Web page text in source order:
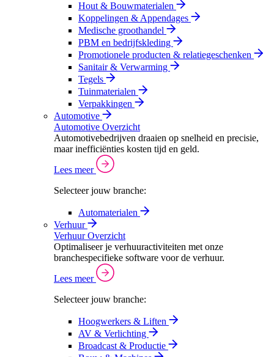
Hout & Bouwmaterialen
Koppelingen & Appendages
Medische groothandel
PBM en bedrijfskleding
Promotionele producten & relatiegeschenken
Sanitair & Verwarming
Tegels
Tuinmaterialen
Verpakkingen
Automotive
Automotive Overzicht
Automotivebedrijven draaien op snelheid en precisie,
maar inefficiënties kosten tijd en geld.
Lees meer
Selecteer jouw branche:
Automaterialen
Verhuur
Verhuur Overzicht
Optimaliseer je verhuuractiviteiten met onze
branchespecifieke software voor de verhuur.
Lees meer
Selecteer jouw branche:
Hoogwerkers & Liften
AV & Verlichting
Broadcast & Productie